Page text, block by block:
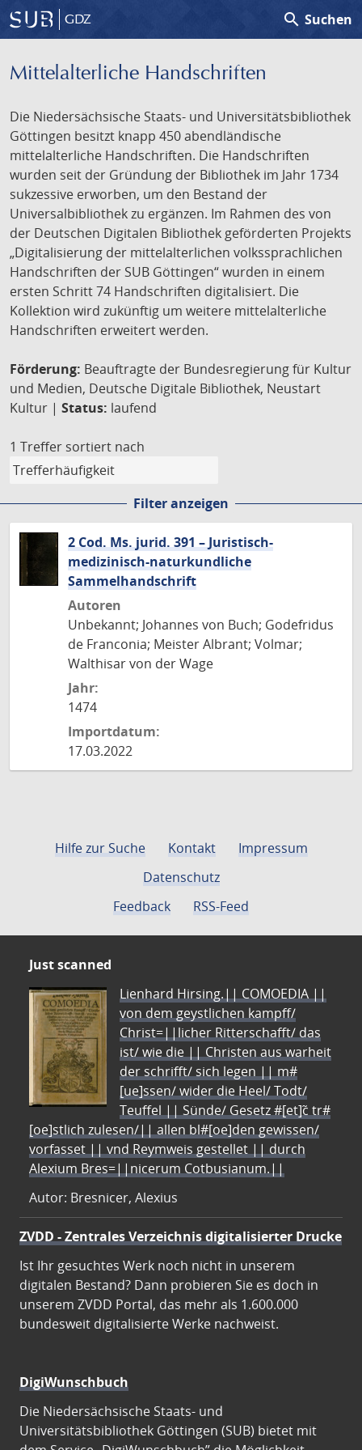
GDZ search Suchen
Mittelalterliche Handschriften
Die Niedersächsische Staats- und Universitätsbibliothek
Göttingen besitzt knapp 450 abendländische
mittelalterliche Handschriften. Die Handschriften
wurden seit der Gründung der Bibliothek im Jahr 1734
sukzessive erworben, um den Bestand der
Universalbibliothek zu ergänzen. Im Rahmen des von
der Deutschen Digitalen Bibliothek geförderten Projekts
„Digitalisierung der mittelalterlichen volkssprachlichen
Handschriften der SUB Göttingen“ wurden in einem
ersten Schritt 74 Handschriften digitalisiert. Die
Kollektion wird zukünftig um weitere mittelalterliche
Handschriften erweitert werden.
Förderung: Beauftragte der Bundesregierung für Kultur
und Medien, Deutsche Digitale Bibliothek, Neustart
Kultur | Status: laufend
1 Treffer sortiert nach
Filter anzeigen
2 Cod. Ms. jurid. 391 – Juristisch-
medizinisch-naturkundliche
Sammelhandschrift
Autoren
Unbekannt; Johannes von Buch; Godefridus
de Franconia; Meister Albrant; Volmar;
Walthisar von der Wage
Jahr:
1474
Importdatum:
17.03.2022
Hilfe zur Suche Kontakt
Impressum
Datenschutz
Feedback
RSS-Feed
Just scanned
Lienhard Hirsing.|| COMOEDIA ||
von dem geystlichen kampff/
Christ=||licher Ritterschafft/ das
ist/ wie die || Christen aus warheit
der schrifft/ sich legen || m#
[ue]ssen/ wider die Heel/ Todt/
Teuffel || Sünde/ Gesetz #[et]c̃ tr#
[oe]stlich zulesen/|| allen bl#[oe]den gewissen/
vorfasset || vnd Reymweis gestellet || durch
Alexium Bres=||nicerum Cotbusianum.||
Autor: Bresnicer, Alexius
ZVDD - Zentrales Verzeichnis digitalisierter Drucke
Ist Ihr gesuchtes Werk noch nicht in unserem
digitalen Bestand? Dann probieren Sie es doch in
unserem ZVDD Portal, das mehr als 1.600.000
bundesweit digitalisierte Werke nachweist.
DigiWunschbuch
Die Niedersächsische Staats- und
Universitätsbibliothek Göttingen (SUB) bietet mit